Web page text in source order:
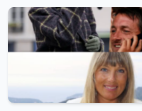
dernière rencontre
révélations gênantes et
dissipé le chanteur n’a
et surtout pas l’animateur
mal à reprendre le fil de
séquence culte qui prouve
entre stars peut être
de surprises inattendues.